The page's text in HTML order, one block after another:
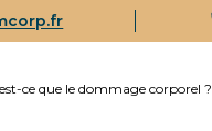
ce que le dommage corporel ?